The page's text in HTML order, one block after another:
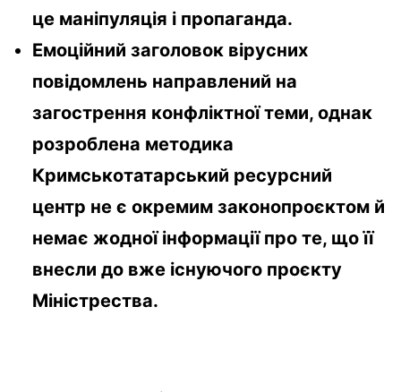
це маніпуляція і пропаганда.
Емоційний заголовок вірусних
повідомлень направлений на
загострення конфліктної теми, однак
розроблена методика
Кримськотатарський ресурсний
центр не є окремим законопроєктом й
немає жодної інформації про те, що її
внесли до вже існуючого проєкту
Міністрества.